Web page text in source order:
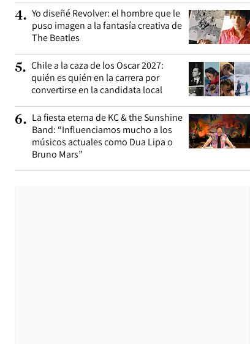
4. Yo diseñé Revolver: el hombre que le
puso imagen a la fantasía creativa de
The Beatles
5. Chile a la caza de los Oscar 2027:
quién es quién en la carrera por
convertirse en la candidata local
6. La fiesta eterna de KC & the Sunshine
Band: “Influenciamos mucho a los
músicos actuales como Dua Lipa o
Bruno Mars”